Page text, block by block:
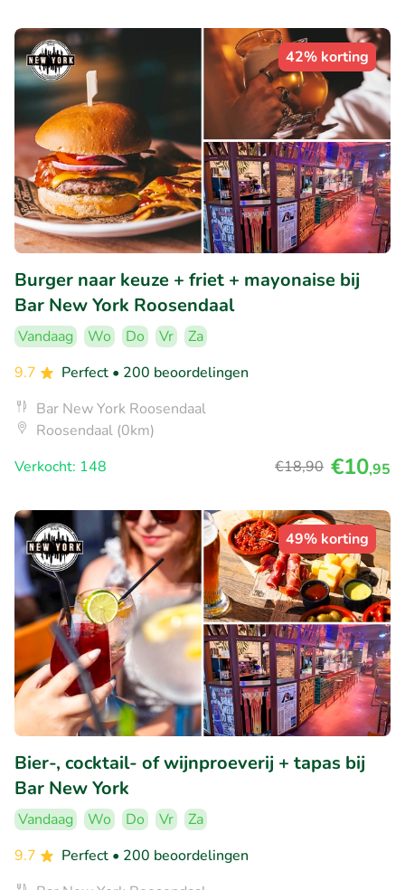
42% korting
Burger naar keuze + friet + mayonaise bij
Bar New York Roosendaal
Vandaag Wo Do Vr
Za
9.7
Perfect • 200 beoordelingen
Bar New York Roosendaal
Roosendaal (0km)
Verkocht: 148
€18,90 €10,95
49% korting
Bier-, cocktail- of wijnproeverij + tapas bij
Bar New York
Vandaag Wo Do Vr
Za
9.7
Perfect • 200 beoordelingen